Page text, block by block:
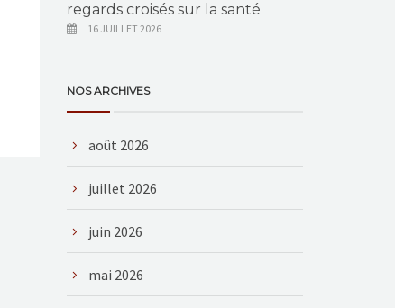
regards croisés sur la santé
16 JUILLET 2026
NOS ARCHIVES
août 2026
juillet 2026
juin 2026
mai 2026